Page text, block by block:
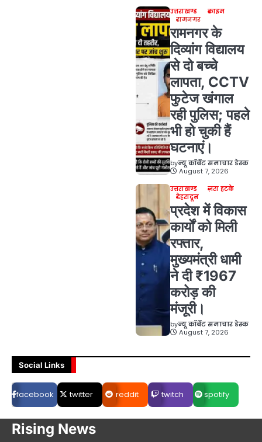
उत्तराखण्ड
क्राइम
रामनगर
रामनगर के
दिव्यांग विद्यालय
से दो बच्चे
लापता, CCTV
फुटेज खंगाल
रही पुलिस; पहले
भी हो चुकी हैं
घटनाएं।
byन्यू कॉर्बेट समाचार डेस्क
August 7, 2026
उत्तराखण्ड
ज़रा हटके
देहरादून
प्रदेश में विकास
कार्यों को मिली
रफ्तार,
मुख्यमंत्री धामी
ने दी ₹1967
करोड़ की
मंजूरी।
byन्यू कॉर्बेट समाचार डेस्क
August 7, 2026
Social Links
facebook twitter reddit twitch spotify
Rising News